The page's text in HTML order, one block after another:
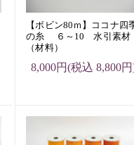
【ボビン80ｍ】ココナ四
の糸 ６～10 水引素材
（材料）
8,000円(税込 8,800